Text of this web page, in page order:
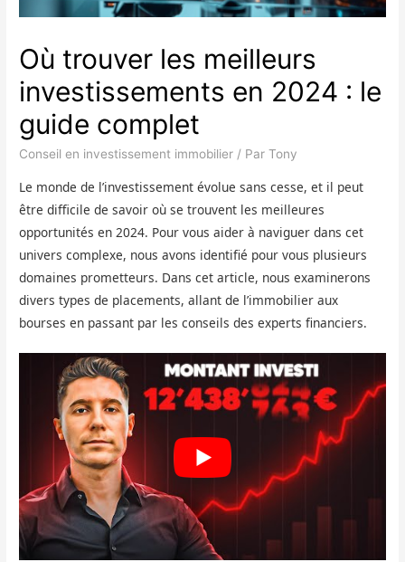
Où trouver les meilleurs
investissements en 2024 : le
guide complet
Conseil en investissement immobilier / ParTony
Le monde de l’investissement évolue sans cesse, et il peut
être difficile de savoir où se trouvent les meilleures
opportunités en 2024. Pour vous aider à naviguer dans cet
univers complexe, nous avons identifié pour vous plusieurs
domaines prometteurs. Dans cet article, nous examinerons
divers types de placements, allant de l’immobilier aux
bourses en passant par les conseils des experts financiers.